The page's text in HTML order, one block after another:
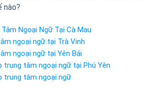
nào?
Ngoại Ngữ Tại Cà Mau
ngoại ngữ tại Trà Vinh
ngoại ngữ tại Yên Bái
trung tâm ngoại ngữ tại Phú Yên
trung tâm ngoại ngữ